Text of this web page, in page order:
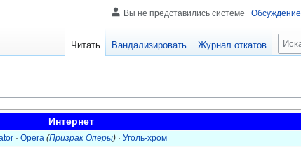
Интернет
· Opera (Призрак Оперы) · Уголь-хром
Вы не представились системе Обсуждение
Читать Вандализировать Журнал откатов
П
о
к